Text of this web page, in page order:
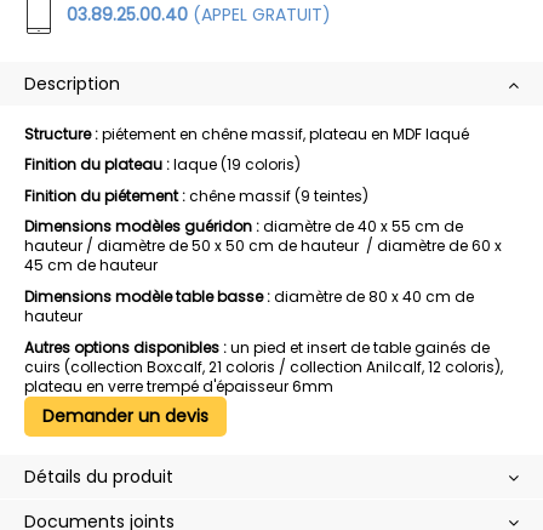
03.89.25.00.40 (APPEL GRATUIT)
Description
Structure :piétement en chêne massif, plateau en MDF laqué
Finition du plateau :laque (19 coloris)
Finition du piétement :chêne massif (9 teintes)
Dimensions modèles guéridon :diamètre de 40 x 55 cm de
hauteur / diamètre de 50 x 50 cm de hauteur / diamètre de 60 x
45 cm de hauteur
Dimensions modèle table basse :diamètre de 80 x 40 cm de
hauteur
Autres options disponibles :un pied et insert de table gainés de
cuirs (collection Boxcalf, 21 coloris / collection Anilcalf, 12 coloris),
plateau en verre trempé d'épaisseur 6mm
Demander un devis
Détails du produit
Documents joints